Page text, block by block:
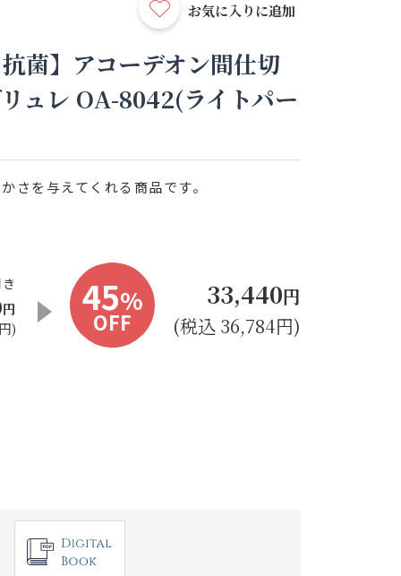
お気に入りに追加
菌】アコーデオン間仕切
ュレ OA-8042(ライトパー
さを与えてくれる商品です。
円
)
45%
OFF
33,440円
(税込 36,784円)